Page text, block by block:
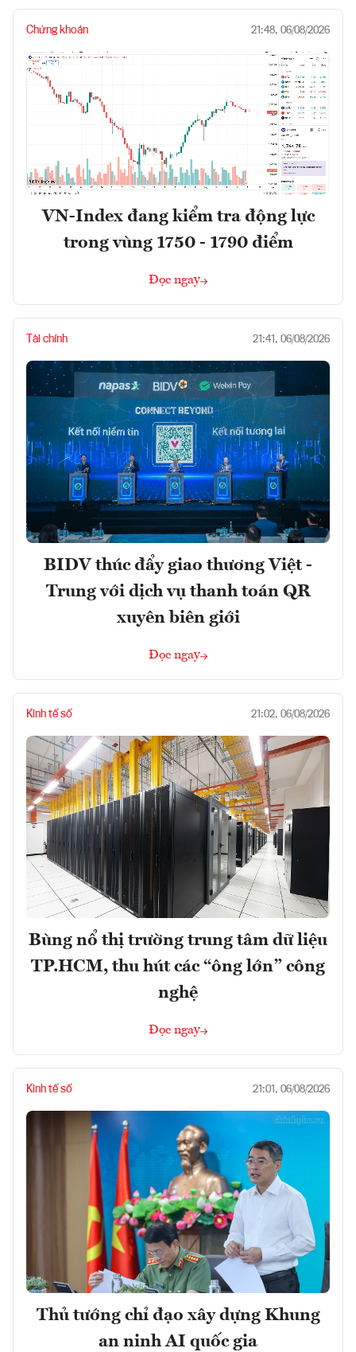
Chứng khoán 21:48, 06/08/2026
VN-Index đang kiểm tra động lực
trong vùng 1750 - 1790 điểm
Đọc ngay
Tài chính 21:41, 06/08/2026
BIDV thúc đẩy giao thương Việt -
Trung với dịch vụ thanh toán QR
xuyên biên giới
Đọc ngay
Kinh tế số 21:02, 06/08/2026
Bùng nổ thị trường trung tâm dữ liệu
TP.HCM, thu hút các “ông lớn” công
nghệ
Đọc ngay
Kinh tế số 21:01, 06/08/2026
Thủ tướng chỉ đạo xây dựng Khung
an ninh AI quốc gia